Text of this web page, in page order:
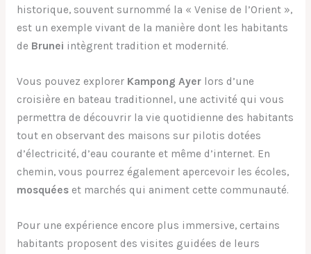
historique, souvent surnommé la « Venise de l’Orient »,
est un exemple vivant de la manière dont les habitants
de Brunei intègrent tradition et modernité.
Vous pouvez explorerKampong Ayerlors d’une
croisière en bateau traditionnel, une activité qui vous
permettra de découvrir la vie quotidienne des habitants
tout en observant des maisons sur pilotis dotées
d’électricité, d’eau courante et même d’internet. En
chemin, vous pourrez également apercevoir les écoles,
mosquées et marchés qui animent cette communauté.
Pour une expérience encore plus immersive, certains
habitants proposent des visites guidées de leurs